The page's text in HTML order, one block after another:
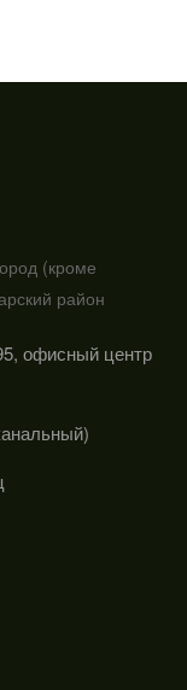
(кроме
район
офисный центр